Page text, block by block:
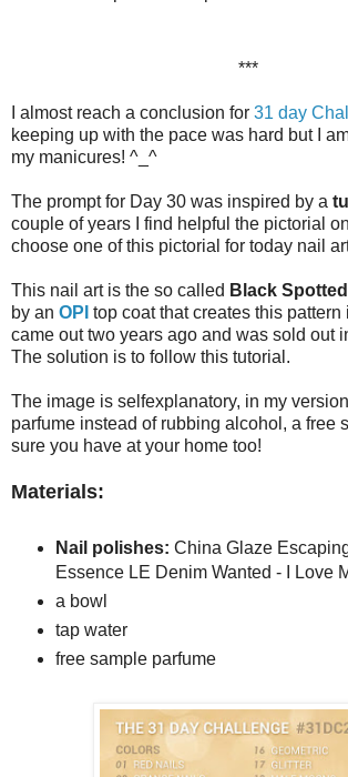
***
I almost reach a conclusion for 31 day
keeping up with the pace was hard but I
my manicures! ^_^
The prompt for Day 30 was inspired by a
couple of years I find helpful the pictorial on
choose one of this pictorial for today nail
This nail art is the so called Black Spotted
by an OPI top coat that creates this pattern
came out two years ago and was sold out
The solution is to follow this tutorial.
The image is selfexplanatory, in my
parfume instead of rubbing alcohol, a free
sure you have at your home too!
Materials:
Nail polishes: China Glaze
Essence LE Denim Wanted - I Love
a bowl
tap water
free sample parfume